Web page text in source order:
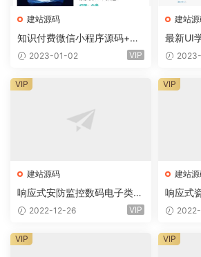
建站源码
知识付费微信小程序源码+前
端+教程
2023-01-02 VIP
建站
最新UI
统商业
建站源码
响应式安防监控数码电子类企
业网站eyoucms易优模板(pc
2022-12-26 VIP
VIP
建站
响应式
网站
VIP
VIP VIP